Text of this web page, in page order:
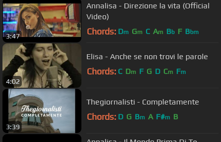
3:47
Annalisa - Direzione la vita (Official
Video)
Chords: Dm Gm C Am Bb F Bbm
4:02
Elisa - Anche se non trovi le parole
Chords: C Dm F G D Cm Fm
3:39
Thegiornalisti - Completamente
Chords: D G Bm A F#m B